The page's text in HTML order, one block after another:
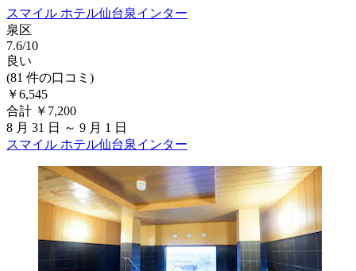
スマイル ホテル仙台泉インター
泉区
7.6/10
良い
(81 件の口コミ)
￥6,545
合計 ￥7,200
8 月 31 日 ～ 9 月 1 日
スマイル ホテル仙台泉インター